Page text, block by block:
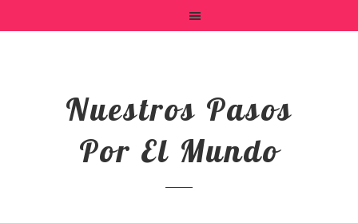
Nuestros Pasos
Por El Mundo